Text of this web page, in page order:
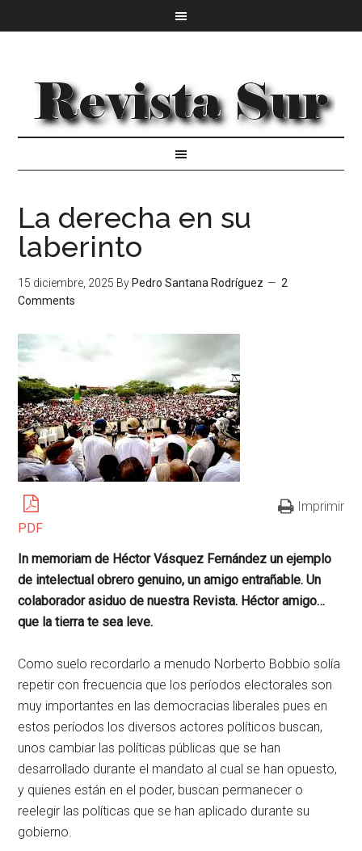
La derecha en su
laberinto
15 diciembre, 2025 By Pedro Santana Rodríguez
2
Comments
PDF
Imprimir
In memoriam de Héctor Vásquez Fernández un ejemplo
de intelectual obrero genuino, un amigo entrañable. Un
colaborador asiduo de nuestra Revista. Héctor amigo…
que la tierra te sea leve.
Como suelo recordarlo a menudo Norberto Bobbio solía
repetir con frecuencia que los períodos electorales son
muy importantes en las democracias liberales pues en
estos períodos los diversos actores políticos buscan,
unos cambiar las políticas públicas que se han
desarrollado durante el mandato al cual se han opuesto,
y quienes están en el poder, buscan permanecer o
reelegir las políticas que se han aplicado durante su
gobierno.